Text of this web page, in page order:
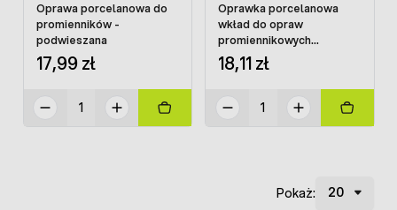
Oprawa porcelanowa do
promienników -
podwieszana
17,99 zł
Oprawka porcelanowa
wkład do opraw
promiennikowych
metalowych
18,11 zł
Pokaż: